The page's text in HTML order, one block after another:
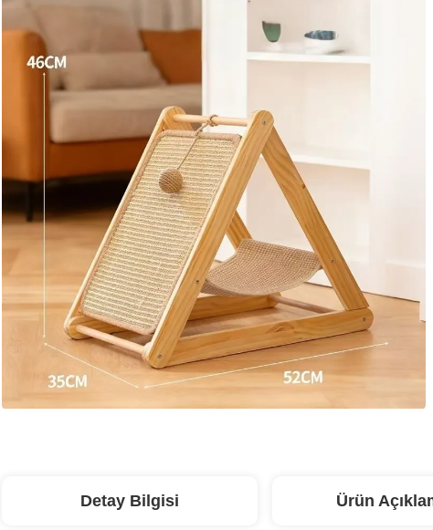
Detay Bilgisi Ürün